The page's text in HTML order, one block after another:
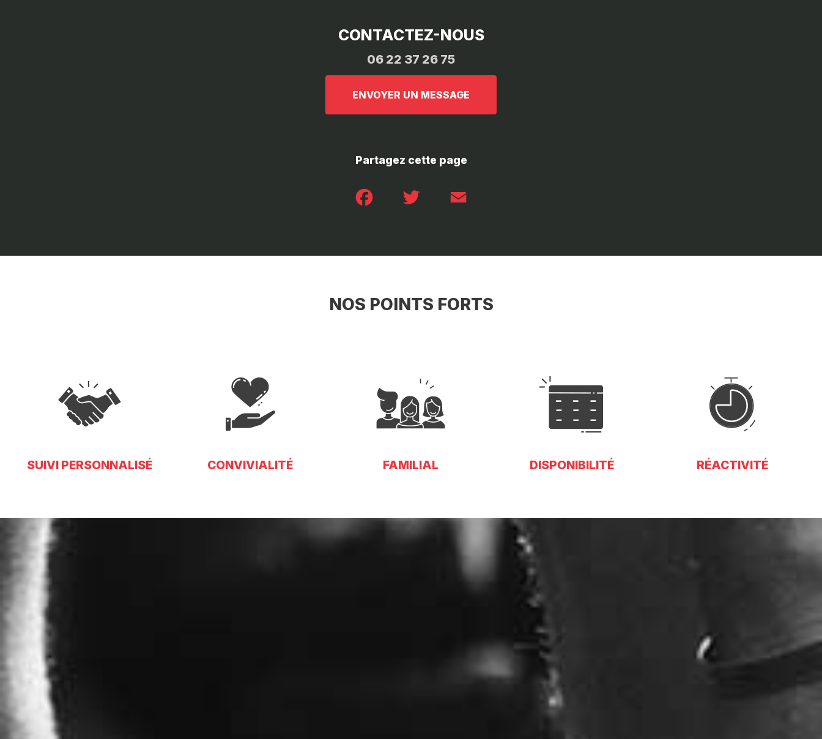
CONTACTEZ-NOUS
06 22 37 26 75
ENVOYER UN MESSAGE
Partagez cette page
NOS POINTS FORTS
SUIVI PERSONNALISÉ CONVIVIALITÉ FAMILIAL DISPONIBILITÉ RÉACTIVITÉ